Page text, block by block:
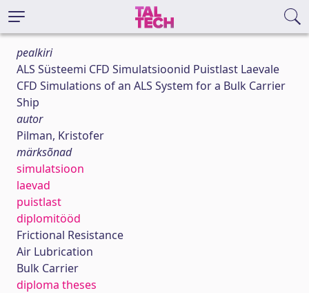
pealkiri
ALS Süsteemi CFD Simulatsioonid Puistlast Laevale
CFD Simulations of an ALS System for a Bulk Carrier
Ship
autor
Pilman, Kristofer
märksõnad
simulatsioon
laevad
puistlast
diplomitööd
Frictional Resistance
Air Lubrication
Bulk Carrier
diploma theses